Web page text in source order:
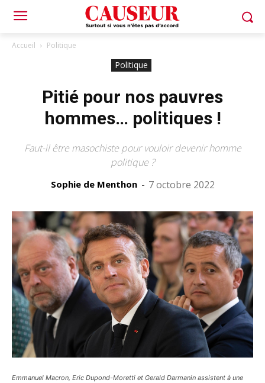
Accueil Politique
Politique
Pitié pour nos pauvres
hommes… politiques !
Faut-il être masochiste pour vouloir devenir homme
politique ?
Sophie de Menthon - 7 octobre 2022
Emmanuel Macron, Eric Dupond-Moretti et Gerald Darmanin assistent à une